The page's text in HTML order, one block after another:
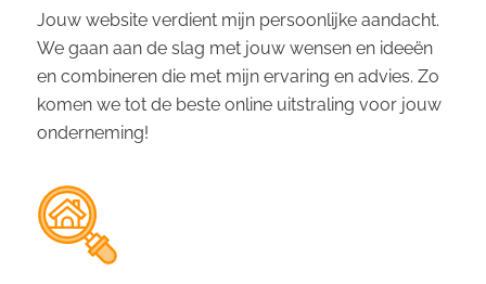
Jouw website verdient mijn persoonlijke aandacht.
We gaan aan de slag met jouw wensen en ideeën
en combineren die met mijn ervaring en advies. Zo
komen we tot de beste online uitstraling voor jouw
onderneming!